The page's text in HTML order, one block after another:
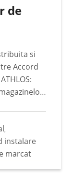
de aici
de
si
Accord
tehnice
si in
casa de
,
instalare
marcat